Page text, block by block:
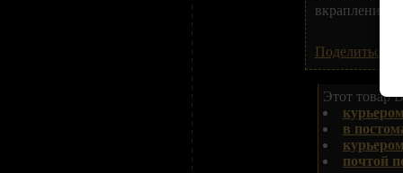
Поделиться
Этот товар
в
почтой